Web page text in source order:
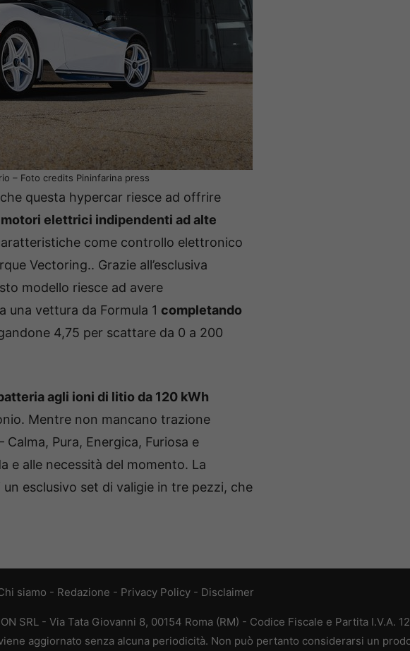
– Foto credits Pininfarina press
questa hypercar riesce ad offrire
elettrici indipendenti ad alte
come controllo elettronico
Vectoring.. Grazie all’esclusiva
modello riesce ad avere
una vettura da Formula 1 completando
4,75 per scattare da 0 a 200
agli ioni di litio da 120 kWh
Mentre non mancano trazione
Calma, Pura, Energica, Furiosa e
e alle necessità del momento. La
esclusivo set di valigie in tre pezzi, che
siamo - Redazione - Privacy Policy - Disclaimer
SRL - Via Tata Giovanni 8, 00154 Roma (RM) - Codice Fiscale e Partita I.V.A.
aggiornato senza alcuna periodicità. Non può pertanto considerarsi un